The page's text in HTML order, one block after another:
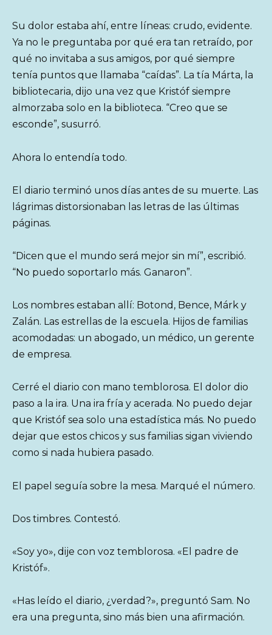
Su dolor estaba ahí, entre líneas: crudo, evidente.
Ya no le preguntaba por qué era tan retraído, por
qué no invitaba a sus amigos, por qué siempre
tenía puntos que llamaba “caídas”. La tía Márta, la
bibliotecaria, dijo una vez que Kristóf siempre
almorzaba solo en la biblioteca. “Creo que se
esconde”, susurró.
Ahora lo entendía todo.
El diario terminó unos días antes de su muerte. Las
lágrimas distorsionaban las letras de las últimas
páginas.
“Dicen que el mundo será mejor sin mí”, escribió.
“No puedo soportarlo más. Ganaron”.
Los nombres estaban allí: Botond, Bence, Márk y
Zalán. Las estrellas de la escuela. Hijos de familias
acomodadas: un abogado, un médico, un gerente
de empresa.
Cerré el diario con mano temblorosa. El dolor dio
paso a la ira. Una ira fría y acerada. No puedo dejar
que Kristóf sea solo una estadística más. No puedo
dejar que estos chicos y sus familias sigan viviendo
como si nada hubiera pasado.
El papel seguía sobre la mesa. Marqué el número.
Dos timbres. Contestó.
«Soy yo», dije con voz temblorosa. «El padre de
Kristóf».
«Has leído el diario, ¿verdad?», preguntó Sam. No
era una pregunta, sino más bien una afirmación.